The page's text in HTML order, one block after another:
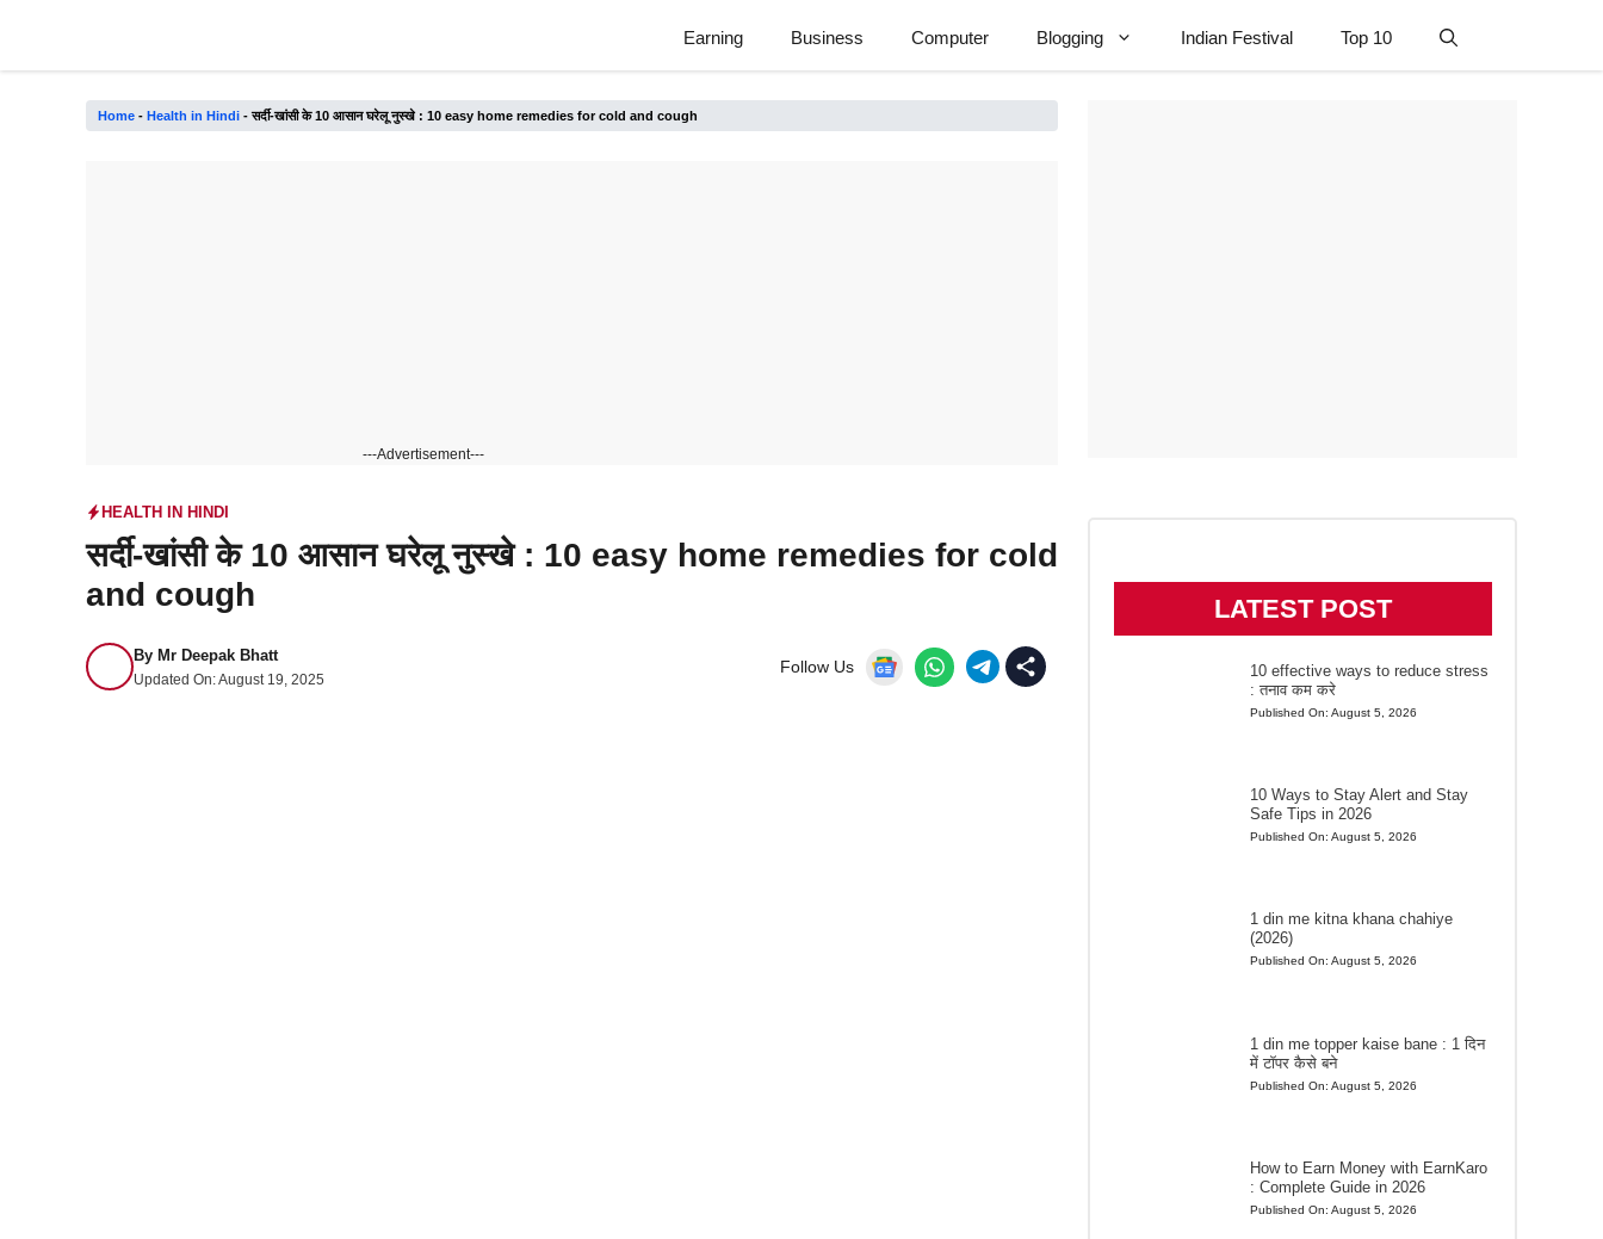
Earning Business Computer Blogging Indian Festival Top 10
Home - Health in Hindi -सर्दी-खांसी के 10 आसान घरेलू नुस्खे : 10 easy home remedies for cold and cough
---Advertisement---
HEALTH IN HINDI
सर्दी-खांसी के 10 आसान घरेलू नुस्खे : 10 easy home remedies for cold
and cough
By Mr Deepak Bhatt
Updated On:August 19, 2025
Follow Us
LATEST POST
10 effective ways to reduce stress
: तनाव कम करे
Published On: August 5, 2026
10 Ways to Stay Alert and Stay
Safe Tips in 2026
Published On: August 5, 2026
1 din me kitna khana chahiye
(2026)
Published On: August 5, 2026
1 din me topper kaise bane : 1 दिन
में टॉपर कैसे बने
Published On: August 5, 2026
How to Earn Money with EarnKaro
: Complete Guide in 2026
Published On: August 5, 2026